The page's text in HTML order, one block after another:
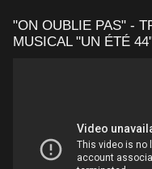
"ON OUBLIE PAS" -
MUSICAL "UN ÉTÉ